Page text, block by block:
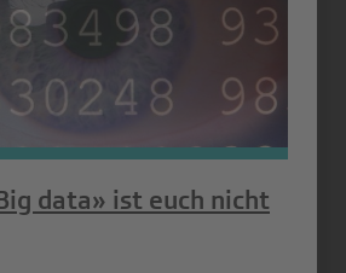
data» ist euch nicht